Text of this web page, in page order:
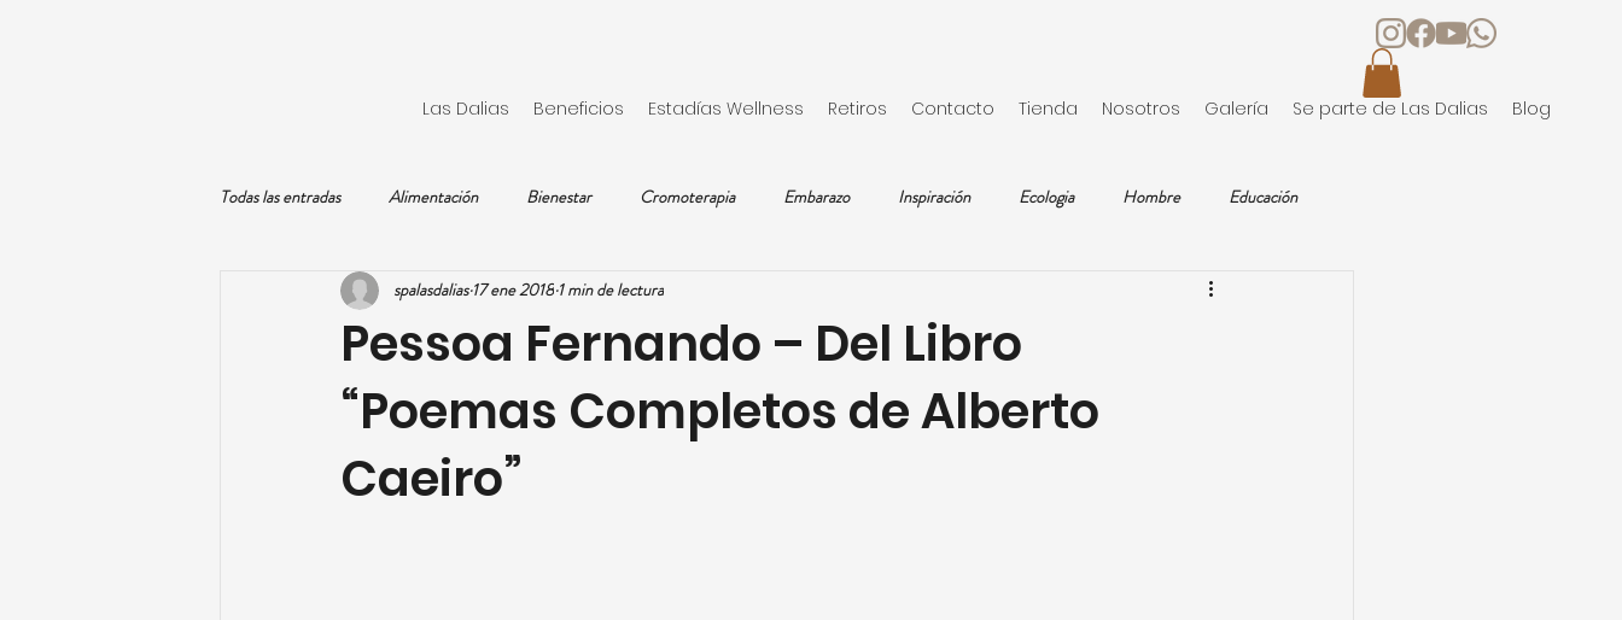
Las Dalias Beneficios Estadías Wellness Retiros Contacto Tienda Nosotros Galería Se parte de Las Dalias Blog
Todas las entradas Alimentación Bienestar Cromoterapia Embarazo Inspiración Ecologia Hombre Educación
Meditación Parto Mujer Receta
Pessoa Fernando – Del Libro
“Poemas Completos de Alberto
Caeiro”
spalasdalias17 ene 20181 min de lectura